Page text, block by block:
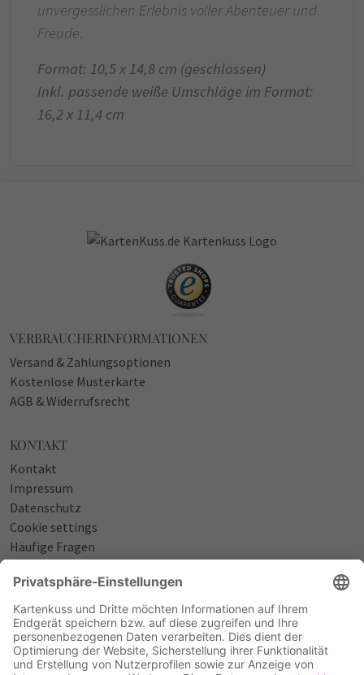
unvergesslichen Erlebnis voller Abenteuer und
Freude.
Format: 10,5 x 14,8 cm (geschlossen)
Inkl. passende weiße Umschläge im Format:
16,2 x 11,4 cm
VERBRAUCHERINFORMATIONEN
Versand & Zahlungsoptionen
Kostenlose Musterkarte
AGB & Widerrufsrecht
KONTAKT
Kontakt
Impressum
Datenschutz
Cookie settings
Häufige Fragen
NÜTZLICHES
Sprüche zur Geburt
Einladungstexte zum Geburtstag